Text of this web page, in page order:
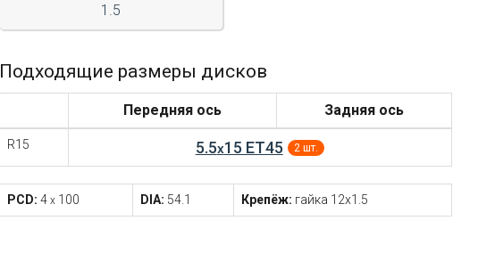
1.5
Подходящие размеры дисков
Передняя ось Задняя ось
R15 5.5x15 ET45 2 шт.
PCD: 4 x100 DIA: 54.1 Крепёж: гайка 12x1.5